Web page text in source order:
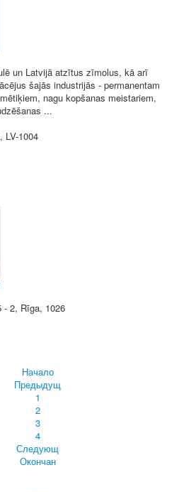
un Latvijā atzītus zīmolus, kā arī
šajās industrijās - permanentam
nagu kopšanas meistariem,
...
, LV-1004
- 2, Rīga, 1026
Начало
Предыдущ
1
2
3
4
Следующ
Окончан